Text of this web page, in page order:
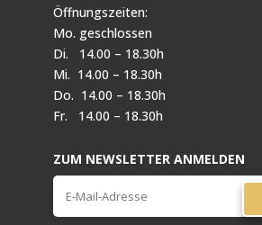
Öffnungszeiten:
Mo. geschlossen
Di. 14.00 – 18.30h
Mi. 14.00 – 18.30h
Do. 14.00 – 18.30h
Fr. 14.00 – 18.30h
ZUM NEWSLETTER ANMELDEN